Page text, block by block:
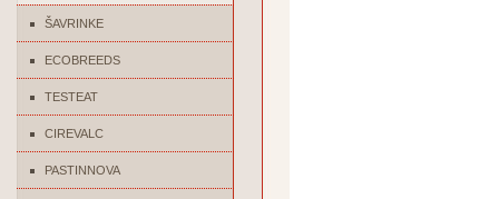
ŠAVRINKE
ECOBREEDS
TESTEAT
CIREVALC
PASTINNOVA